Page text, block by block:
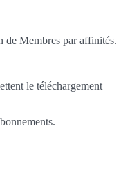
de Membres par affinités.
le téléchargement